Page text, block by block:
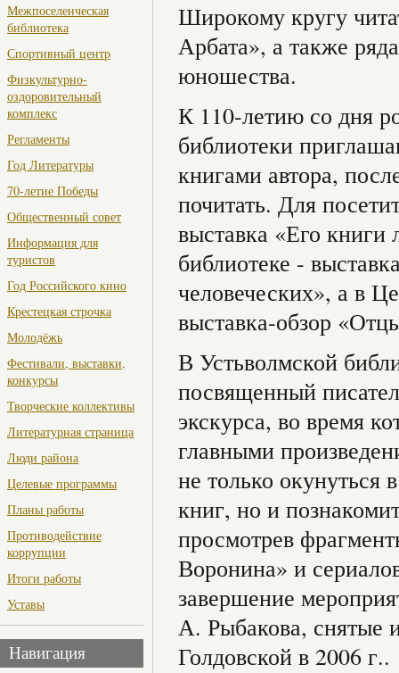
Межпоселенческая
библиотека
Спортивный центр
Физкультурно-
оздоровительный
комплекс
Регламенты
Год Литературы
70-летие Победы
Общественный совет
Информация для
туристов
Год Российского кино
Крестецкая строчка
Молодёжь
Фестивали, выставки,
конкурсы
Творческие коллективы
Литературная страница
Люди района
Целевые программы
Планы работы
Противодействие
коррупции
Итоги работы
Уставы
Навигация
Широкому кругу
Арбата», а также
юношества.
К 110-летию со дня
библиотеки
книгами автора,
почитать. Для
выставка «Его
библиотеке -
человеческих», а в
выставка-обзор
В Устьволмской
посвященный
экскурса, во время
главными
не только
книг, но и
просмотрев
Воронина» и
завершение
А. Рыбакова, снятые
Голдовской в 2006 г..